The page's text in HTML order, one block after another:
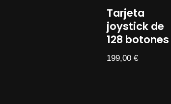
Tarjeta
joystick de
128 botones
199,00 €